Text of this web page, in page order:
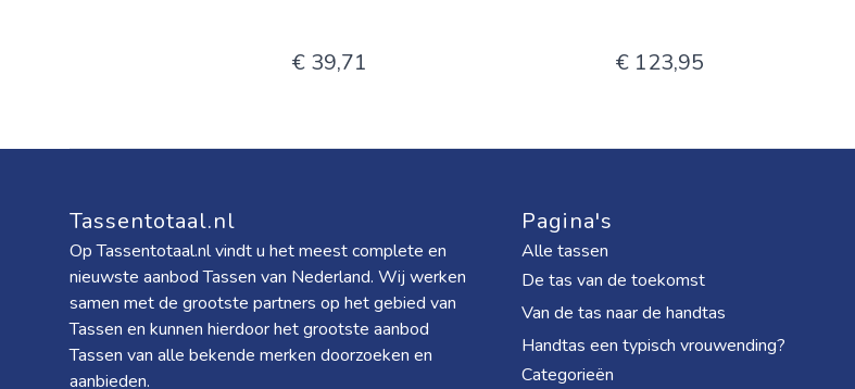
€ 39,71 € 123,95
Tassentotaal.nl
Op Tassentotaal.nl vindt u het meest complete en
nieuwste aanbod Tassen van Nederland. Wij werken
samen met de grootste partners op het gebied van
Tassen en kunnen hierdoor het grootste aanbod
Tassen van alle bekende merken doorzoeken en
aanbieden.
Pagina's
Alle tassen
De tas van de toekomst
Van de tas naar de handtas
Handtas een typisch vrouwending?
Categorieën